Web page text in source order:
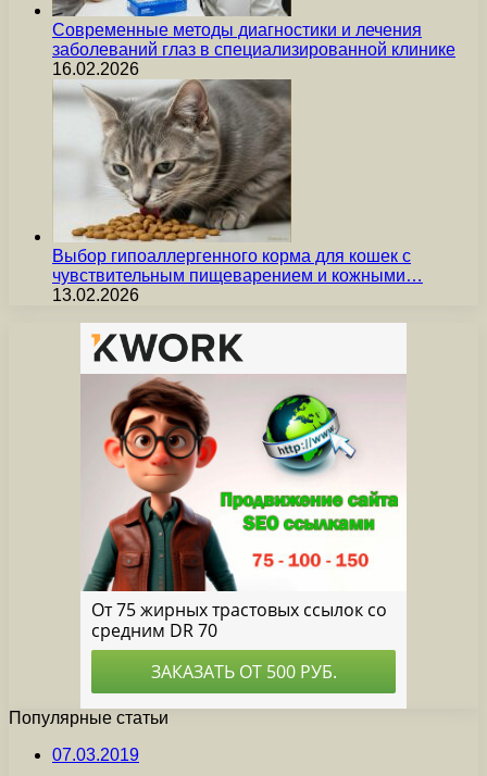
Современные методы диагностики и лечения
заболеваний глаз в специализированной клинике
16.02.2026
Выбор гипоаллергенного корма для кошек с
чувствительным пищеварением и кожными…
13.02.2026
Популярные статьи
07.03.2019